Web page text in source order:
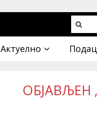
Актуелно
ОБЈАВЉЕН